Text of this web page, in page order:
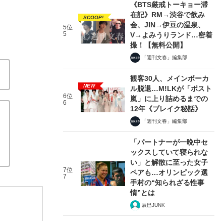
5位
5
SCOOP!
《BTS厳戒トーキョー滞
在記》RM→渋谷で飲み
会、JIN→伊豆の温泉、
V→よみうりランド…密着
撮！【無料公開】
「週刊文春」編集部
6位
6
NEW
観客30人、メインボーカ
ル脱退…M!LKが「ポスト
嵐」に上り詰めるまでの
12年《ブレイク秘話》
「週刊文春」編集部
7位
7
「パートナーが一晩中セ
ックスしていて寝られな
い」と解散に至った女子
ペアも…オリンピック選
手村の“知られざる性事
情”とは
辰巳JUNK